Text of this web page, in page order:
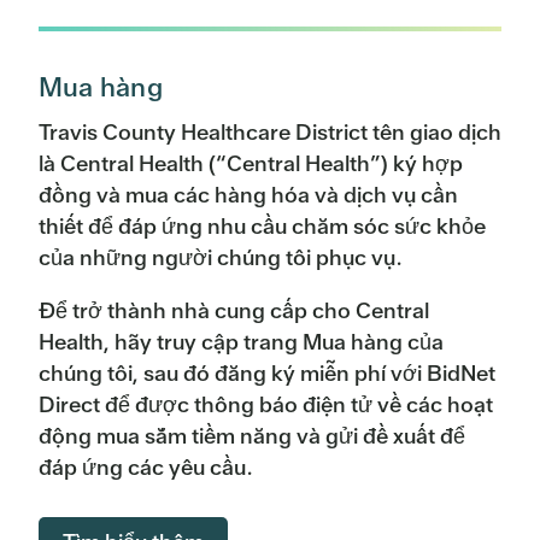
chính 26
Phần trăm
Nhà ở trung bình
Đã phê duyệt năm tài
chính 26
Phần trăm
Nhà ở trung bình Miễn trừ nhà ở
Đã phê duyệt năm tài
chính 26
THUẾ SUẤT
FTE 1048.8
Số dư đầu kỳ (Dự phòng) 451,192,875
DOANH THU KHÔNG GIỚI
Thuế tài sản 378,061,940
Doanh thu cho thuê 10,424,005
Giải quyết tranh chấp thuốc lá
CHÍNH 2026
CUNG CẤP DỊCH VỤ CHĂM SÓC
SỨC KHỎE
Dịch vụ chăm sóc sức khỏe mạng
lưới
Chăm sóc sức khỏe ban đầu: Y tế,
Chăm sóc chuyên khoa: bao gồm
Nha khoa chuyên khoa
37,348,000
Chăm sóc đặc biệt: Sức khỏe hành
40,274,000
Chăm sóc sau cấp tính
Mua hàng
Travis County Healthcare District tên giao dịch
là Central Health (“Central Health”) ký hợp
đồng và mua các hàng hóa và dịch vụ cần
thiết để đáp ứng nhu cầu chăm sóc sức khỏe
của những người chúng tôi phục vụ.
Để trở thành nhà cung cấp cho Central
Health, hãy truy cập trang Mua hàng của
chúng tôi, sau đó đăng ký miễn phí với BidNet
Direct để được thông báo điện tử về các hoạt
động mua sắm tiềm năng và gửi đề xuất để
đáp ứng các yêu cầu.